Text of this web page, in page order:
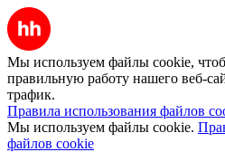
Мы используем файлы cookie,
правильную работу нашего веб-
трафик.
Правила использования файлов
Мы используем файлы cookie.
файлов cookie